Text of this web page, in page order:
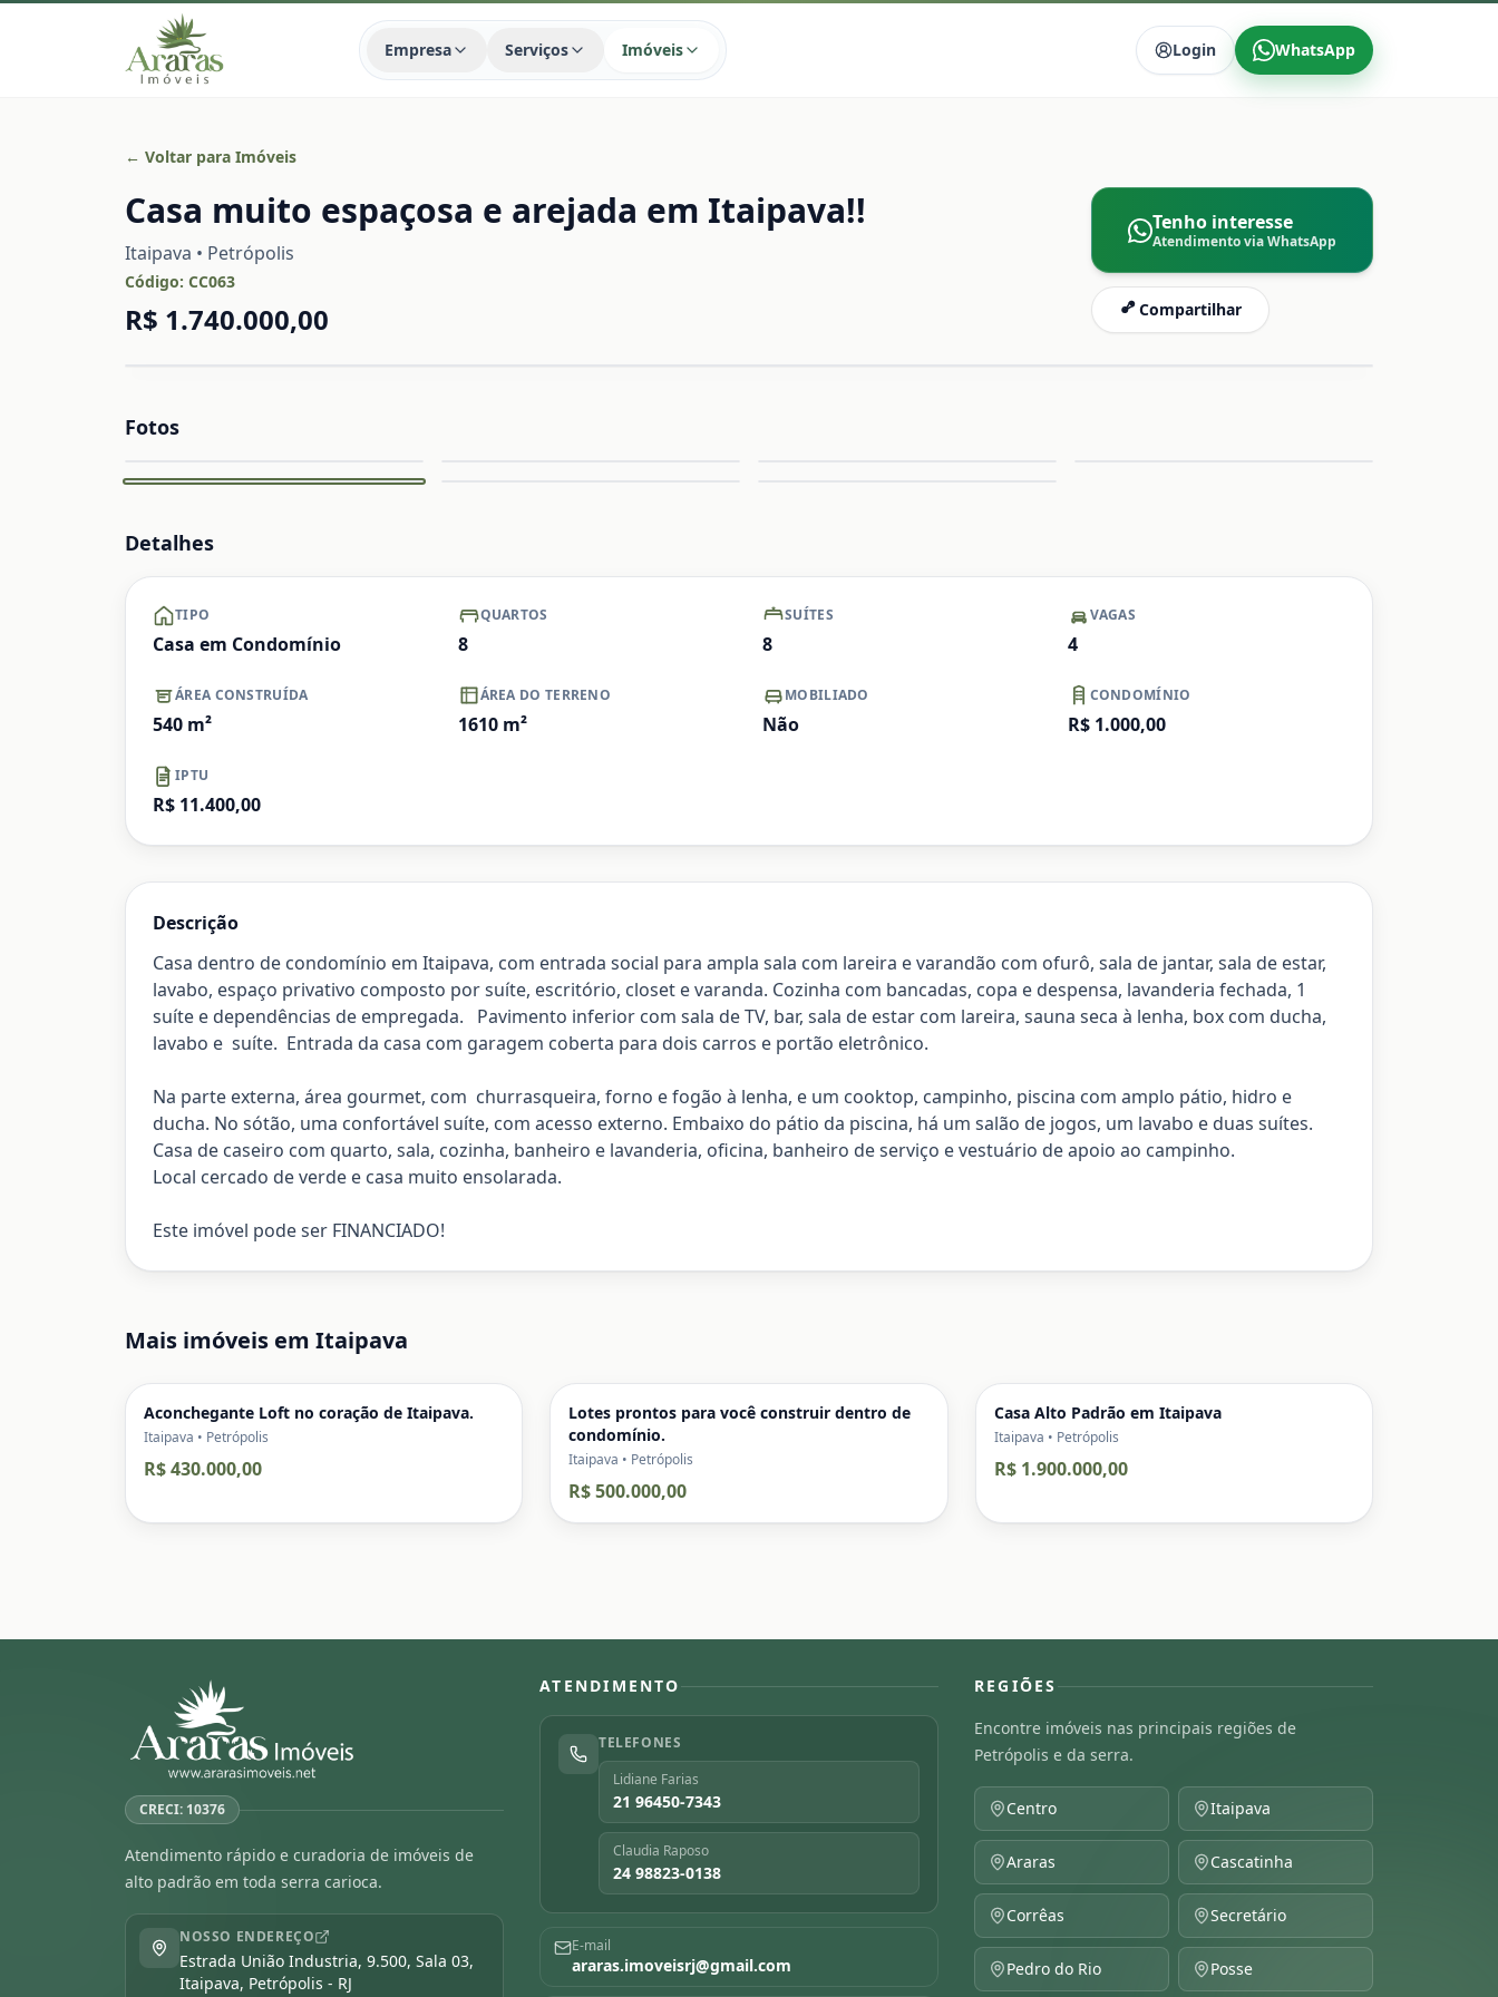
Empresa Serviços Imóveis Login WhatsApp
← Voltar para Imóveis
Casa muito espaçosa e arejada em Itaipava!!
Itaipava • Petrópolis
Código: CC063
R$ 1.740.000,00
Tenho interesse
Atendimento via WhatsApp
Compartilhar
Fotos
Ampliar
Detalhes
TIPO
Casa em Condomínio
QUARTOS
8
SUÍTES
8
VAGAS
4
ÁREA CONSTRUÍDA
540 m²
ÁREA DO TERRENO
1610m²
MOBILIADO
Não
CONDOMÍNIO
R$ 1.000,00
IPTU
R$ 11.400,00
Descrição
Casa dentro de condomínio em Itaipava, com entrada social para ampla sala com lareira e varandão com ofurô, sala de jantar, sala de estar,
lavabo, espaço privativo composto por suíte, escritório, closet e varanda. Cozinha com bancadas, copa e despensa, lavanderia fechada, 1
suíte e dependências de empregada. Pavimento inferior com sala de TV, bar, sala de estar com lareira, sauna seca à lenha, box com ducha,
lavabo e suíte. Entrada da casa com garagem coberta para dois carros e portão eletrônico.
Na parte externa, área gourmet, com churrasqueira, forno e fogão à lenha, e um cooktop, campinho, piscina com amplo pátio, hidro e
ducha. No sótão, uma confortável suíte, com acesso externo. Embaixo do pátio da piscina, há um salão de jogos, um lavabo e duas suítes.
Casa de caseiro com quarto, sala, cozinha, banheiro e lavanderia, oficina, banheiro de serviço e vestuário de apoio ao campinho.
Local cercado de verde e casa muito ensolarada.
Este imóvel pode ser FINANCIADO!
Mais imóveis em Itaipava
Aconchegante Loft no coração de Itaipava.
Itaipava • Petrópolis
R$ 430.000,00
Lotes prontos para você construir dentro de
condomínio.
Itaipava • Petrópolis
R$ 500.000,00
Casa Alto Padrão em Itaipava
Itaipava • Petrópolis
R$ 1.900.000,00
CRECI: 10376
Atendimento rápido e curadoria de imóveis de
alto padrão em toda serra carioca.
NOSSO ENDEREÇO
Estrada União Industria, 9.500, Sala 03,
Itaipava, Petrópolis - RJ
ATENDIMENTO
TELEFONES
Lidiane Farias
21 96450-7343
Claudia Raposo
24 98823-0138
E-mail
araras.imoveisrj@gmail.com
REGIÕES
Encontre imóveis nas principais regiões de
Petrópolis e da serra.
Centro Itaipava
Araras Cascatinha
Corrêas Secretário
Pedro do Rio Posse